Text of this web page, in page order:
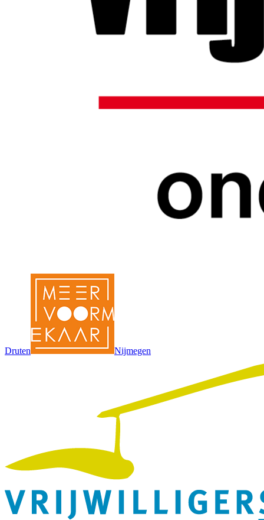
Druten Nijmegen